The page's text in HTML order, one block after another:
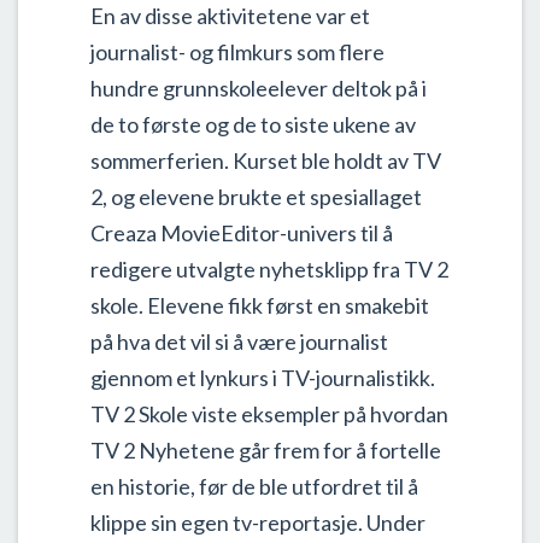
En av disse aktivitetene var et
journalist- og filmkurs som flere
hundre grunnskoleelever deltok på i
de to første og de to siste ukene av
sommerferien. Kurset ble holdt av TV
2, og elevene brukte et spesiallaget
Creaza MovieEditor-univers til å
redigere utvalgte nyhetsklipp fra TV 2
skole. Elevene fikk først en smakebit
på hva det vil si å være journalist
gjennom et lynkurs i TV-journalistikk.
TV 2 Skole viste eksempler på hvordan
TV 2 Nyhetene går frem for å fortelle
en historie, før de ble utfordret til å
klippe sin egen tv-reportasje. Under